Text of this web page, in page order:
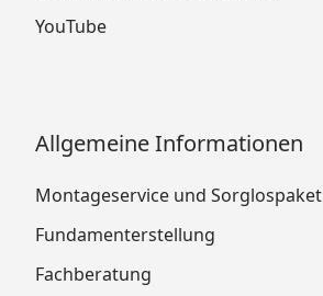
YouTube
Allgemeine Informationen
Montageservice und Sorglospaket
Fundamenterstellung
Fachberatung